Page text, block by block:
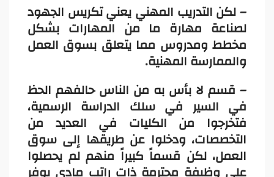
– لكن التدريب المهني يعني تكريس الجهود
لصناعة مهارة ما من المهارات بشكل
مخطط ومدروس مما يتعلق بسوق العمل
والممارسة المهنية.
– قسم لا بأس به من الناس حالفهم الحظ
في السير في سلك الدراسة الرسمية،
فتخرجوا من الكليات في العديد من
التخصصات، ودخلوا عن طريقها إلى سوق
العمل، لكن قسماً كبيراً منهم لم يحصلوا
على وظيفة محترمة ذات راتب مادي يوفر